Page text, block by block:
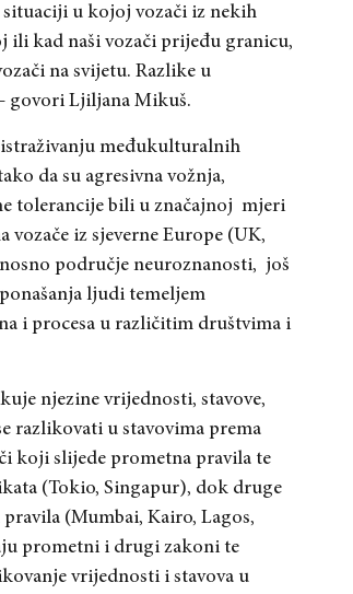
situaciji u kojoj vozači iz nekih
ili kad naši vozači prijeđu granicu,
na svijetu. Razlike u
govori Ljiljana Mikuš.
međukulturalnih
da su agresivna vožnja,
tolerancije bili u značajnoj mjeri
iz sjeverne Europe (UK,
područje neuroznanosti, još
ljudi temeljem
i procesa u različitim društvima i
njezine vrijednosti, stavove,
razlikovati u stavovima prema
koji slijede prometna pravila te
(Tokio, Singapur), dok druge
(Mumbai, Kairo, Lagos,
prometni i drugi zakoni te
vrijednosti i stavova u